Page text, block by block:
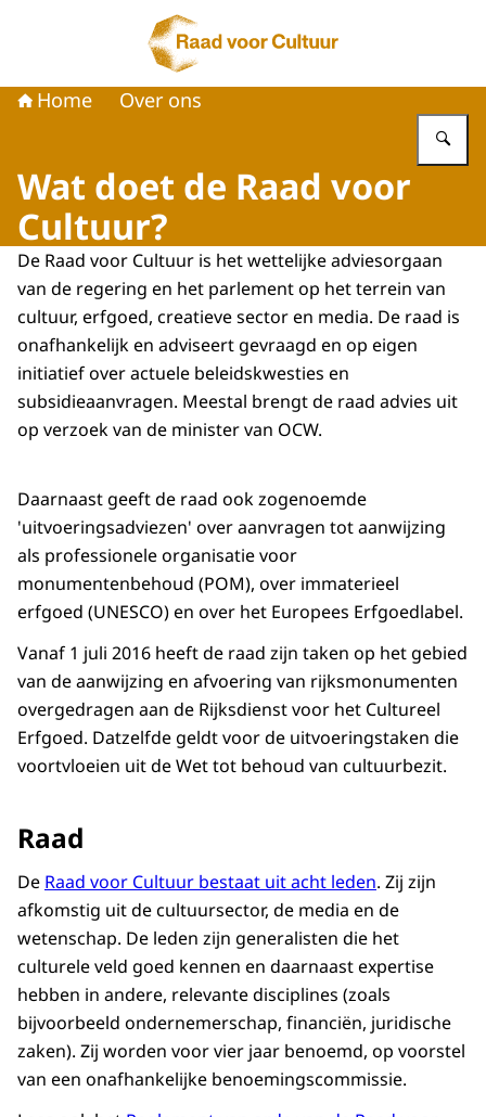
Naar de homepage van Raad voor Cultuur
Home Over ons
Wat doet de Raad voor
Cultuur?
De Raad voor Cultuur is het wettelijke adviesorgaan
van de regering en het parlement op het terrein van
cultuur, erfgoed, creatieve sector en media. De raad is
onafhankelijk en adviseert gevraagd en op eigen
initiatief over actuele beleidskwesties en
subsidieaanvragen. Meestal brengt de raad advies uit
op verzoek van de minister van OCW.
Daarnaast geeft de raad ook zogenoemde
'uitvoeringsadviezen' over aanvragen tot aanwijzing
als professionele organisatie voor
monumentenbehoud (POM), over immaterieel
erfgoed (UNESCO) en over het Europees Erfgoedlabel.
Vanaf 1 juli 2016 heeft de raad zijn taken op het gebied
van de aanwijzing en afvoering van rijksmonumenten
overgedragen aan de Rijksdienst voor het Cultureel
Erfgoed. Datzelfde geldt voor de uitvoeringstaken die
voortvloeien uit de Wet tot behoud van cultuurbezit.
Raad
De Raad voor Cultuur bestaat uit acht leden. Zij zijn
afkomstig uit de cultuursector, de media en de
wetenschap. De leden zijn generalisten die het
culturele veld goed kennen en daarnaast expertise
hebben in andere, relevante disciplines (zoals
bijvoorbeeld ondernemerschap, financiën, juridische
zaken). Zij worden voor vier jaar benoemd, op voorstel
van een onafhankelijke benoemingscommissie.